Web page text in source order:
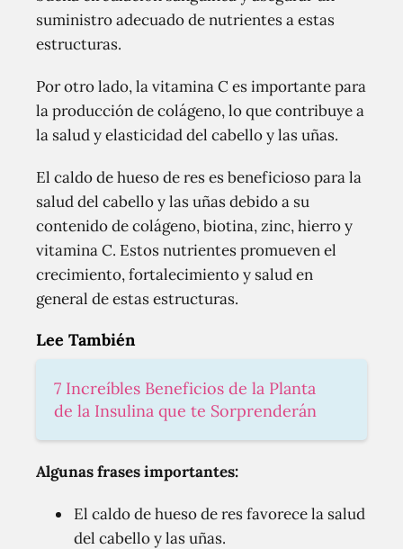
suministro adecuado de nutrientes a estas
estructuras.
Por otro lado, la vitamina C es importante para
la producción de colágeno, lo que contribuye a
la salud y elasticidad del cabello y las uñas.
El caldo de hueso de res es beneficioso para la
salud del cabello y las uñas debido a su
contenido de colágeno, biotina, zinc, hierro y
vitamina C. Estos nutrientes promueven el
crecimiento, fortalecimiento y salud en
general de estas estructuras.
Lee También
7 Increíbles Beneficios de la Planta
de la Insulina que te Sorprenderán
Algunas frases importantes:
El caldo de hueso de res favorece la salud
del cabello y las uñas.